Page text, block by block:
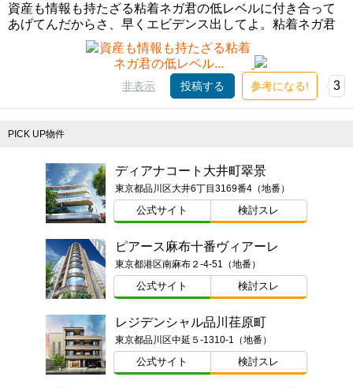
資産も情報も持たざる粘着ネガ君の低レベルに付き合って
あげてんだからさ、早くエビデンス出してよ。粘着ネガ君
非表示 投稿する 参考になる! 3
PICK UP物件
ディアナコート大井町翠景
東京都品川区大井6丁目3169番4（地番）
公式サイト 検討スレ
ピアース麻布十番ヴィアーレ
東京都港区南麻布２-4-51（地番）
公式サイト 検討スレ
レジデンシャル品川荏原町
東京都品川区中延５-1310-1（地番）
公式サイト 検討スレ